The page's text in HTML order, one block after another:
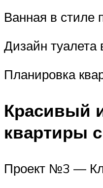
Ванная в стиле
Дизайн туалета
Планировка
Красивый
квартиры
Проект №3 —